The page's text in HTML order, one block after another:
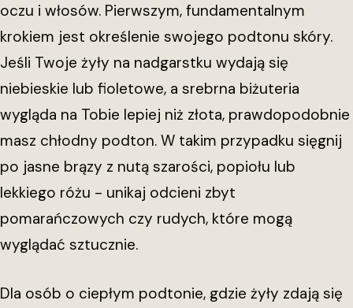
oczu i włosów. Pierwszym, fundamentalnym
krokiem jest określenie swojego podtonu skóry.
Jeśli Twoje żyły na nadgarstku wydają się
niebieskie lub fioletowe, a srebrna biżuteria
wygląda na Tobie lepiej niż złota, prawdopodobnie
masz chłodny podton. W takim przypadku sięgnij
po jasne brązy z nutą szarości, popiołu lub
lekkiego różu - unikaj odcieni zbyt
pomarańczowych czy rudych, które mogą
wyglądać sztucznie.
Dla osób o ciepłym podtonie, gdzie żyły zdają się